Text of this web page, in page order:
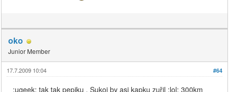
oko
Junior Member
#64
17.7.2009 10:04
:ugeek: tak tak pepiku , Sukoj by asi kapku zuřil :lol: 300km